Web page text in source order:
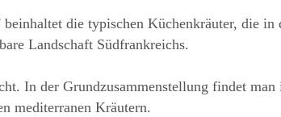
die typischen Küchenkräuter, die
Landschaft Südfrankreichs.
In der Grundzusammenstellung findet
mediterranen Kräutern.